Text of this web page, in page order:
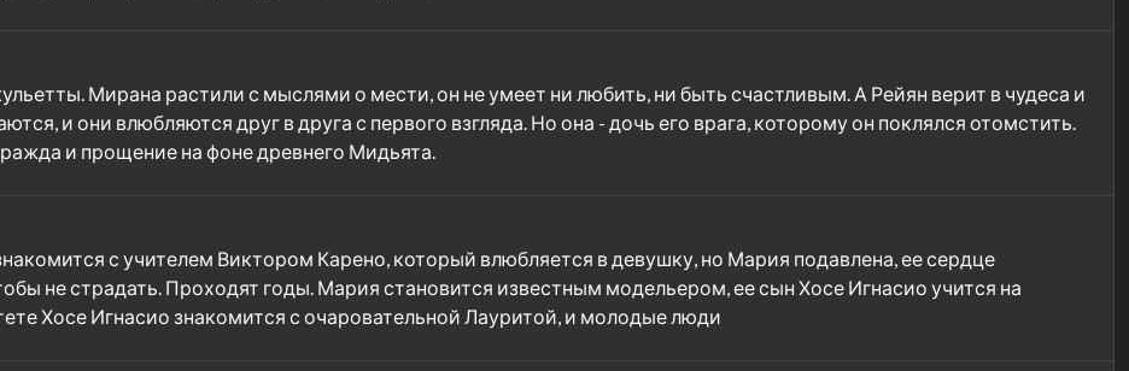
Мирана растили с мыслями о мести, он не умеет ни любить, ни быть счастливым. А Рейян верит в чудеса и
и они влюбляются друг в друга с первого взгляда. Но она - дочь его врага, которому он поклялся отомстить.
и прощение на фоне древнего Мидьята.
с учителем Виктором Карено, который влюбляется в девушку, но Мария подавлена, ее сердце
не страдать. Проходят годы. Мария становится известным модельером, ее сын Хосе Игнасио учится на
Хосе Игнасио знакомится с очаровательной Лауритой, и молодые люди